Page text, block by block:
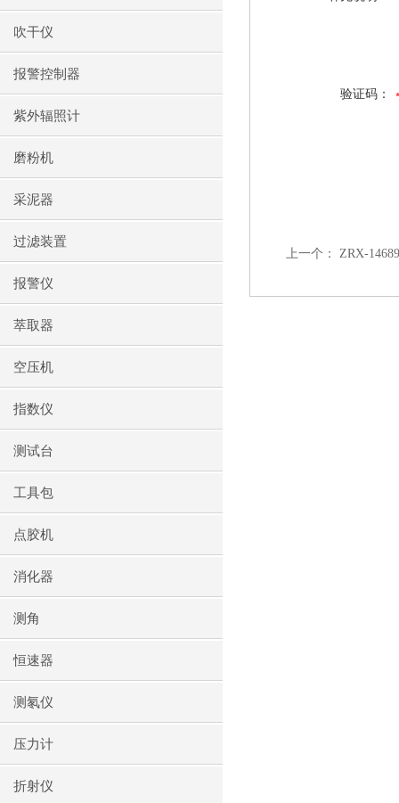
吹干仪
报警控制器
紫外辐照计
磨粉机
采泥器
过滤装置
报警仪
萃取器
空压机
指数仪
测试台
工具包
点胶机
消化器
测角
恒速器
测氡仪
压力计
折射仪
验证码：
上一个： ZRX-